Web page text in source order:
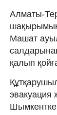
Алматы-
Машат
қалып
эвакуация
Шымкентке